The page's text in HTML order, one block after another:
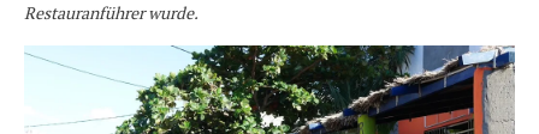
Restauranführer wurde.